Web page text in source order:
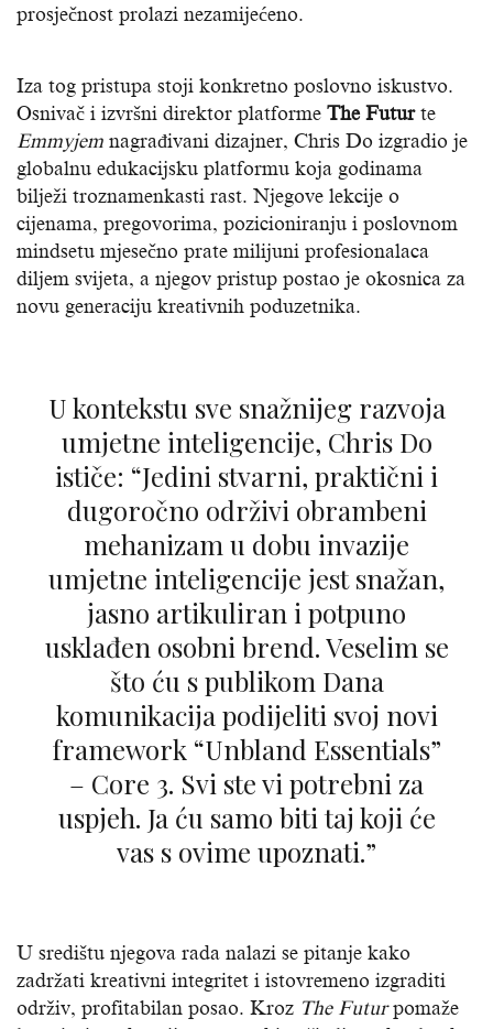
prosječnost prolazi nezamijećeno.
Iza tog pristupa stoji konkretno poslovno iskustvo.
Osnivač i izvršni direktor platforme The Futurte
Emmyjem nagrađivani dizajner, Chris Do izgradio je
globalnu edukacijsku platformu koja godinama
bilježi troznamenkasti rast. Njegove lekcije o
cijenama, pregovorima, pozicioniranju i poslovnom
mindsetu mjesečno prate milijuni profesionalaca
diljem svijeta, a njegov pristup postao je okosnica za
novu generaciju kreativnih poduzetnika.
U kontekstu sve snažnijeg razvoja
umjetne inteligencije, Chris Do
ističe: “Jedini stvarni, praktični i
dugoročno održivi obrambeni
mehanizam u dobu invazije
umjetne inteligencije jest snažan,
jasno artikuliran i potpuno
usklađen osobni brend. Veselim se
što ću s publikom Dana
komunikacija podijeliti svoj novi
framework “Unbland Essentials”
– Core 3. Svi ste vi potrebni za
uspjeh. Ja ću samo biti taj koji će
vas s ovime upoznati.”
U središtu njegova rada nalazi se pitanje kako
zadržati kreativni integritet i istovremeno izgraditi
održiv, profitabilan posao. Kroz The Futurpomaže